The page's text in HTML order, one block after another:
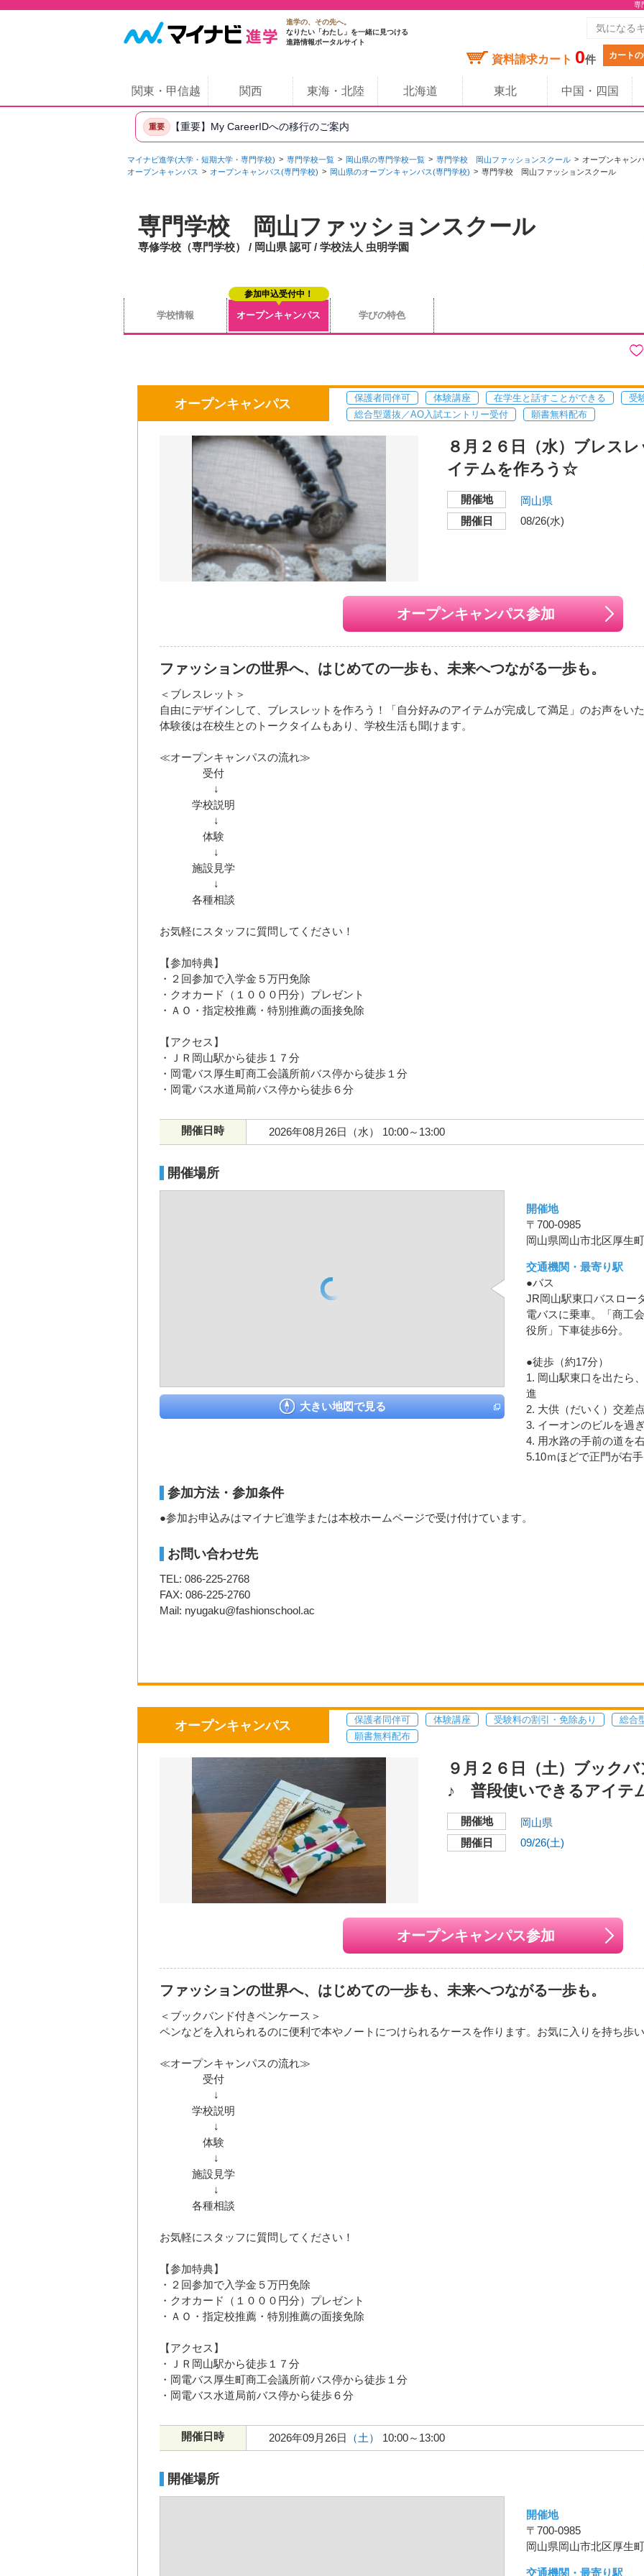
専
進学の、その先へ。
なりたい「わたし」を一緒に見つける
進路情報ポータルサイト
資料請求カート 0件 カート
関東・甲信越 関西 東海・北陸 北海道 東北 中国・四国
重要 【重要】My CareerIDへの移行のご案内
マイナビ進学(大学・短期大学・専門学校) 専門学校一覧 岡山県の専門学校一覧 専門学校 岡山ファッションスクール
オープンキャン
オープンキャンパス
オープンキャンパス(専門学校) 岡山県のオープンキャンパス(専門学校) 専門学校 岡山ファッションスクール
専門学校 岡山ファッションスクール
専修学校（専門学校） / 岡山県 認可 / 学校法人 虫明学園
学校情報 オープンキャンパス
参加申込受付中！
学びの特色
オープンキャンパス 保護者同伴可 体験講座 在学生と話すことができる
受
総合型選抜／AO入試エントリー受付
願書無料配布
８月２６日（水）ブレス
イテムを作ろう☆
開催地
岡山県
開催日
08/26(水)
オープンキャンパス参加
ファッションの世界へ、はじめての一歩も、未来へつながる一歩も。
＜ブレスレット＞
自由にデザインして、ブレスレットを作ろう！「自分好みのアイテムが完成して満足」のお声をい
体験後は在校生とのトークタイムもあり、学校生活も聞けます。
≪オープンキャンパスの流れ≫
受付
↓
学校説明
↓
体験
↓
施設見学
↓
各種相談
お気軽にスタッフに質問してください！
【参加特典】
・２回参加で入学金５万円免除
・クオカード（１０００円分）プレゼント
・ＡＯ・指定校推薦・特別推薦の面接免除
【アクセス】
・ＪＲ岡山駅から徒歩１７分
・岡電バス厚生町商工会議所前バス停から徒歩１分
・岡電バス水道局前バス停から徒歩６分
開催日時 2026年08月26日（水） 10:00～13:00
開催場所
大きい地図で見る
開催地
〒700-0985
岡山県岡山市北区厚生
交通機関・最寄り駅
●バス
JR岡山駅東口バスロー
電バスに乗車。「商工
役所」下車徒歩6分。
●徒歩（約17分）
1. 岡山駅東口を出たら
進
2. 大供（だいく）交差
3. イーオンのビルを過
4. 用水路の手前の道を
5.10ｍほどで正門が右
参加方法・参加条件
●参加お申込みはマイナビ進学または本校ホームページで受け付けています。
お問い合わせ先
TEL: 086-225-2768
FAX: 086-225-2760
Mail: nyugaku@fashionschool.ac
オープンキャンパス 保護者同伴可 体験講座 受験料の割引・免除あり
総合
願書無料配布
９月２６日（土）ブック
♪ 普段使いできるアイテ
開催地
岡山県
開催日
09/26(土)
オープンキャンパス参加
ファッションの世界へ、はじめての一歩も、未来へつながる一歩も。
＜ブックバンド付きペンケース＞
ペンなどを入れられるのに便利で本やノートにつけられるケースを作ります。お気に入りを持ち歩
≪オープンキャンパスの流れ≫
受付
↓
学校説明
↓
体験
↓
施設見学
↓
各種相談
お気軽にスタッフに質問してください！
【参加特典】
・２回参加で入学金５万円免除
・クオカード（１０００円分）プレゼント
・ＡＯ・指定校推薦・特別推薦の面接免除
【アクセス】
・ＪＲ岡山駅から徒歩１７分
・岡電バス厚生町商工会議所前バス停から徒歩１分
・岡電バス水道局前バス停から徒歩６分
開催日時 2026年09月26日 （土） 10:00～13:00
開催場所
開催地
〒700-0985
岡山県岡山市北区厚生
交通機関・最寄り駅